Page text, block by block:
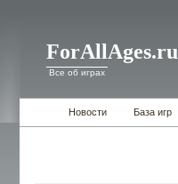
ForAllAges.ru
Все об играх
Новости База игр